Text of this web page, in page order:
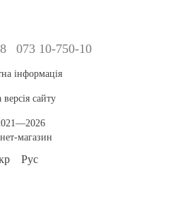
073 10-750-10
інформація
сайту
магазин
Рус